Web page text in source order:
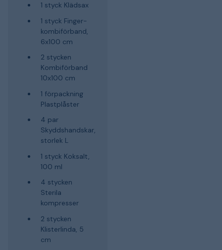
1 styck Klädsax
1 styck Finger-
kombiförband,
6x100 cm
2 stycken
Kombiförband
10x100 cm
1 förpackning
Plastplåster
4 par
Skyddshandskar,
storlek L
1 styck Koksalt,
100 ml
4 stycken
Sterila
kompresser
2 stycken
Klisterlinda, 5
cm